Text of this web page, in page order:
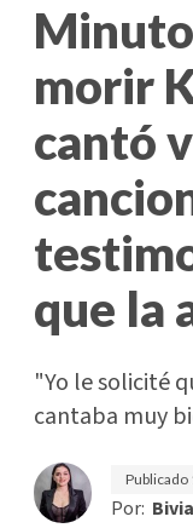
morir
cantó
que la
"Yo le solicité
cantaba muy
Publicado
Por: